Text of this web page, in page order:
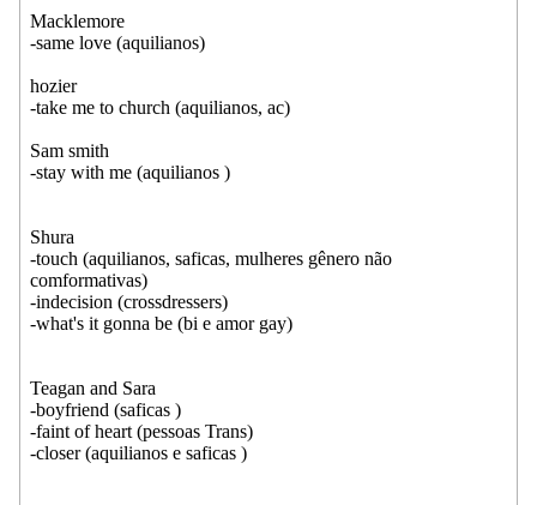
Macklemore
-same love (aquilianos)
hozier
-take me to church (aquilianos, ac)
Sam smith
-stay with me (aquilianos )
Shura
-touch (aquilianos, saficas, mulheres gênero não
comformativas)
-indecision (crossdressers)
-what's it gonna be (bi e amor gay)
Teagan and Sara
-boyfriend (saficas )
-faint of heart (pessoas Trans)
-closer (aquilianos e saficas )